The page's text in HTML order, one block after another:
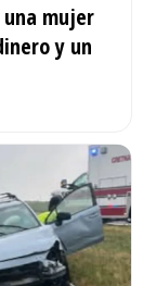
mujer
y un